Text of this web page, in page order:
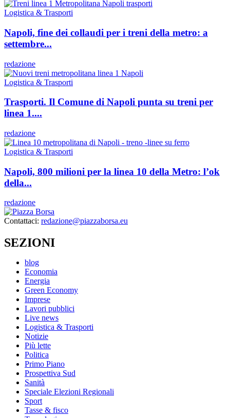
Logistica & Trasporti
Napoli, fine dei collaudi per i treni della metro: a
settembre...
redazione
Logistica & Trasporti
Trasporti. Il Comune di Napoli punta su treni per
linea 1....
redazione
Logistica & Trasporti
Napoli, 800 milioni per la linea 10 della Metro: l’ok
della...
redazione
Contattaci: redazione@piazzaborsa.eu
SEZIONI
blog
Economia
Energia
Green Economy
Imprese
Lavori pubblici
Live news
Logistica & Trasporti
Notizie
Più lette
Politica
Primo Piano
Prospettiva Sud
Sanità
Speciale Elezioni Regionali
Sport
Tasse & fisco